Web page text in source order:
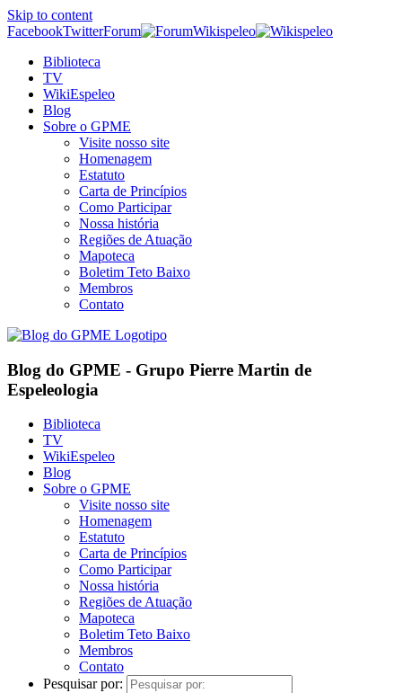
Skip to content
FacebookTwitterForum
Wikispeleo
Biblioteca
TV
WikiEspeleo
Blog
Sobre o GPME
Visite nosso site
Homenagem
Estatuto
Carta de Princípios
Como Participar
Nossa história
Regiões de Atuação
Mapoteca
Boletim Teto Baixo
Membros
Contato
Blog do GPME - Grupo Pierre Martin de
Espeleologia
Biblioteca
TV
WikiEspeleo
Blog
Sobre o GPME
Visite nosso site
Homenagem
Estatuto
Carta de Princípios
Como Participar
Nossa história
Regiões de Atuação
Mapoteca
Boletim Teto Baixo
Membros
Contato
Pesquisar por: